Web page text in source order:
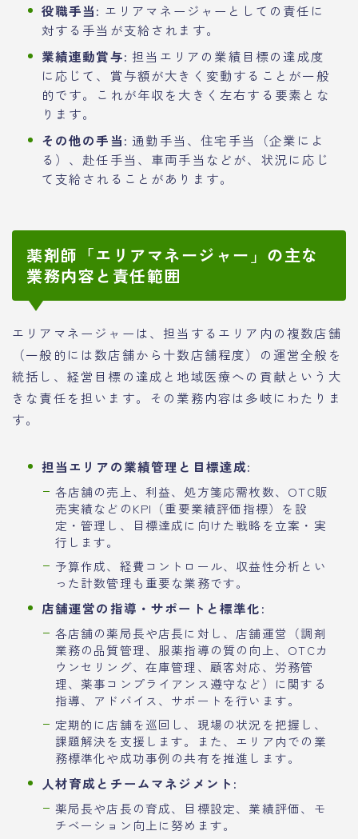
役職手当: エリアマネージャーとしての責任に
対する手当が支給されます。
業績連動賞与: 担当エリアの業績目標の達成度
に応じて、賞与額が大きく変動することが一般
的です。これが年収を大きく左右する要素とな
ります。
その他の手当: 通勤手当、住宅手当（企業によ
る）、赴任手当、車両手当などが、状況に応じ
て支給されることがあります。
薬剤師「エリアマネージャー」の主な
業務内容と責任範囲
エリアマネージャーは、担当するエリア内の複数店舗
（一般的には数店舗から十数店舗程度）の運営全般を
統括し、経営目標の達成と地域医療への貢献という大
きな責任を担います。その業務内容は多岐にわたりま
す。
担当エリアの業績管理と目標達成:
各店舗の売上、利益、処方箋応需枚数、OTC販
売実績などのKPI（重要業績評価指標）を設
定・管理し、目標達成に向けた戦略を立案・実
行します。
予算作成、経費コントロール、収益性分析とい
った計数管理も重要な業務です。
店舗運営の指導・サポートと標準化:
各店舗の薬局長や店長に対し、店舗運営（調剤
業務の品質管理、服薬指導の質の向上、OTCカ
ウンセリング、在庫管理、顧客対応、労務管
理、薬事コンプライアンス遵守など）に関する
指導、アドバイス、サポートを行います。
定期的に店舗を巡回し、現場の状況を把握し、
課題解決を支援します。また、エリア内での業
務標準化や成功事例の共有を推進します。
人材育成とチームマネジメント:
薬局長や店長の育成、目標設定、業績評価、モ
チベーション向上に努めます。